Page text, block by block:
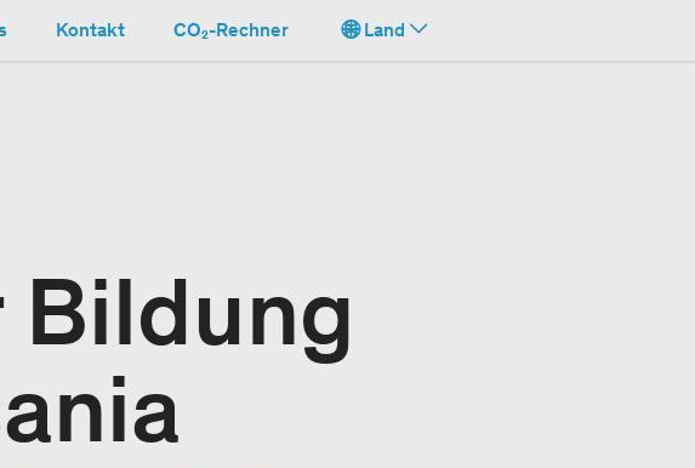
Kontakt CO₂-Rechner Land